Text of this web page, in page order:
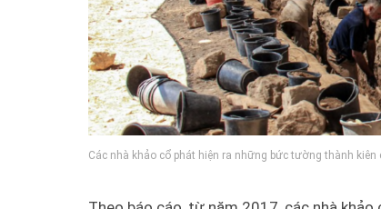
Các nhà khảo cổ phát hiện ra những bức tường thành